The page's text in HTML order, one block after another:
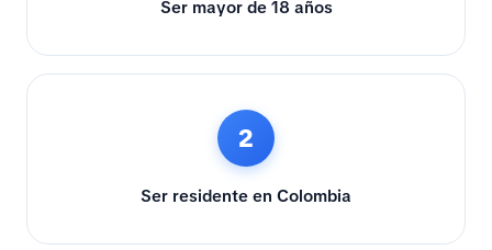
Ser mayor de 18 años
2
Ser residente en Colombia